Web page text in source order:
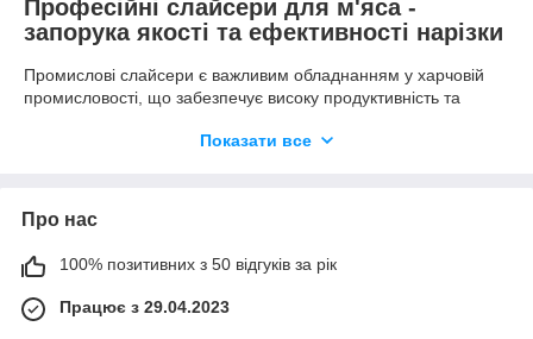
Професійні слайсери для м'яса -
запорука якості та ефективності нарізки
Промислові слайсери є важливим обладнанням у харчовій
промисловості, що забезпечує високу продуктивність та
для ресторанів, пекарень, м'ясопереробних та інших
потреб. Розраховувати можна, що ціна буде привабливою, а
сервіс відмінним.
Відмінності якісних слайсерів для м'яса
Якщо вибрати промисловий слайсер від перевіреного
Показати все
Про нас
100% позитивних з 50 відгуків за рік
Працює з 29.04.2023